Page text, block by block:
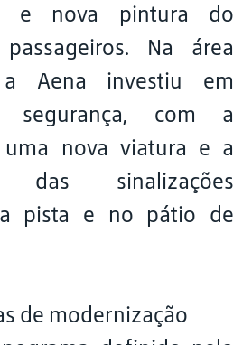
e nova pintura do
Na área
a Aena investiu em
segurança, com a
nova viatura e a
das sinalizações
pista e no pátio de
de modernização